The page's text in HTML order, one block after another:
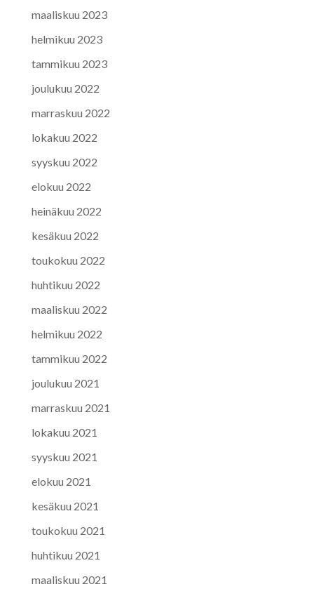
maaliskuu 2023
helmikuu 2023
tammikuu 2023
joulukuu 2022
marraskuu 2022
lokakuu 2022
syyskuu 2022
elokuu 2022
heinäkuu 2022
kesäkuu 2022
toukokuu 2022
huhtikuu 2022
maaliskuu 2022
helmikuu 2022
tammikuu 2022
joulukuu 2021
marraskuu 2021
lokakuu 2021
syyskuu 2021
elokuu 2021
kesäkuu 2021
toukokuu 2021
huhtikuu 2021
maaliskuu 2021